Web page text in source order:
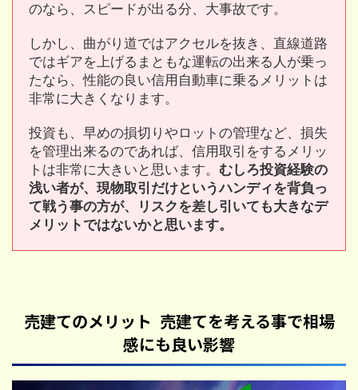
のなら、スピードが出る分、大事故です。
しかし、曲がり道ではアクセルを抜き、直線道路
ではギアを上げるまともな運転の出来る人が乗っ
たなら、性能の良い信用自動車に乗るメリットは
非常に大きくなります。
投資も、早めの損切りやロットの管理など、損失
を管理出来るのであれば、信用取引をするメリッ
トは非常に大きいと思います。 むしろ投資経験の
浅い者が、現物取引だけというハンディを背負っ
て戦う事の方が、リスクを差し引いても大きなデ
メリットではないかと思います。
売建てのメリット 売建てを考える事で相場
感にも良い影響